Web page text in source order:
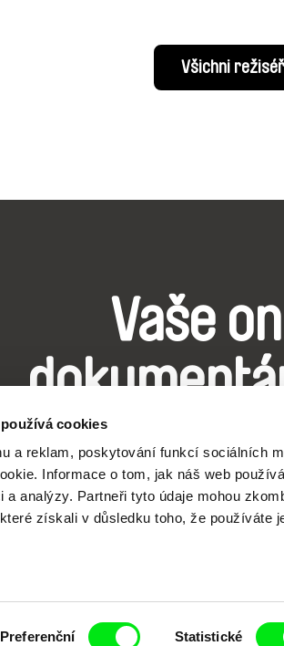
cookies
a reklam, poskytování funkcí sociálních
Informace o tom, jak náš web
a analýzy. Partneři tyto údaje mohou
získali v důsledku toho, že používáte
Preferenční Statistické
Všichni
Vaše
Nové
každý
filmy.